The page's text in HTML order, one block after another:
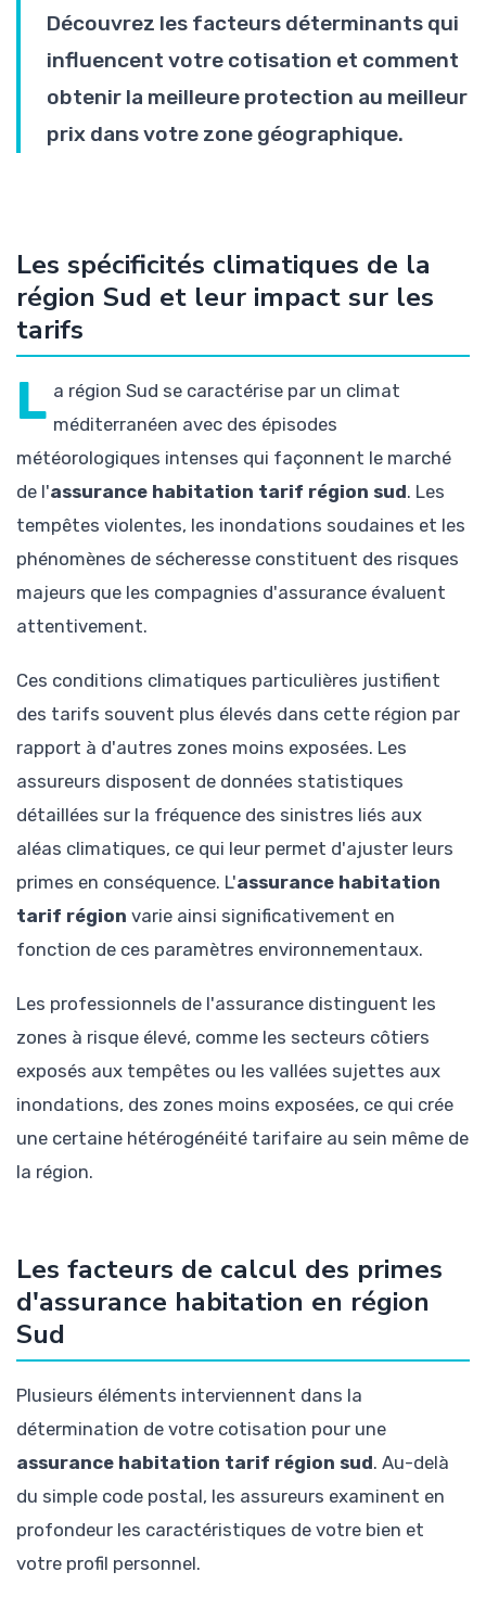
Découvrez les facteurs déterminants qui
influencent votre cotisation et comment
obtenir la meilleure protection au meilleur
prix dans votre zone géographique.
Les spécificités climatiques de la
région Sud et leur impact sur les
tarifs
L a région Sud se caractérise par un climat
méditerranéen avec des épisodes
météorologiques intenses qui façonnent le marché
de l'assurance habitation tarif région sud. Les
tempêtes violentes, les inondations soudaines et les
phénomènes de sécheresse constituent des risques
majeurs que les compagnies d'assurance évaluent
attentivement.
Ces conditions climatiques particulières justifient
des tarifs souvent plus élevés dans cette région par
rapport à d'autres zones moins exposées. Les
assureurs disposent de données statistiques
détaillées sur la fréquence des sinistres liés aux
aléas climatiques, ce qui leur permet d'ajuster leurs
primes en conséquence. L'assurance habitation
tarif région varie ainsi significativement en
fonction de ces paramètres environnementaux.
Les professionnels de l'assurance distinguent les
zones à risque élevé, comme les secteurs côtiers
exposés aux tempêtes ou les vallées sujettes aux
inondations, des zones moins exposées, ce qui crée
une certaine hétérogénéité tarifaire au sein même de
la région.
Les facteurs de calcul des primes
d'assurance habitation en région
Sud
Plusieurs éléments interviennent dans la
détermination de votre cotisation pour une
assurance habitation tarif région sud. Au-delà
du simple code postal, les assureurs examinent en
profondeur les caractéristiques de votre bien et
votre profil personnel.